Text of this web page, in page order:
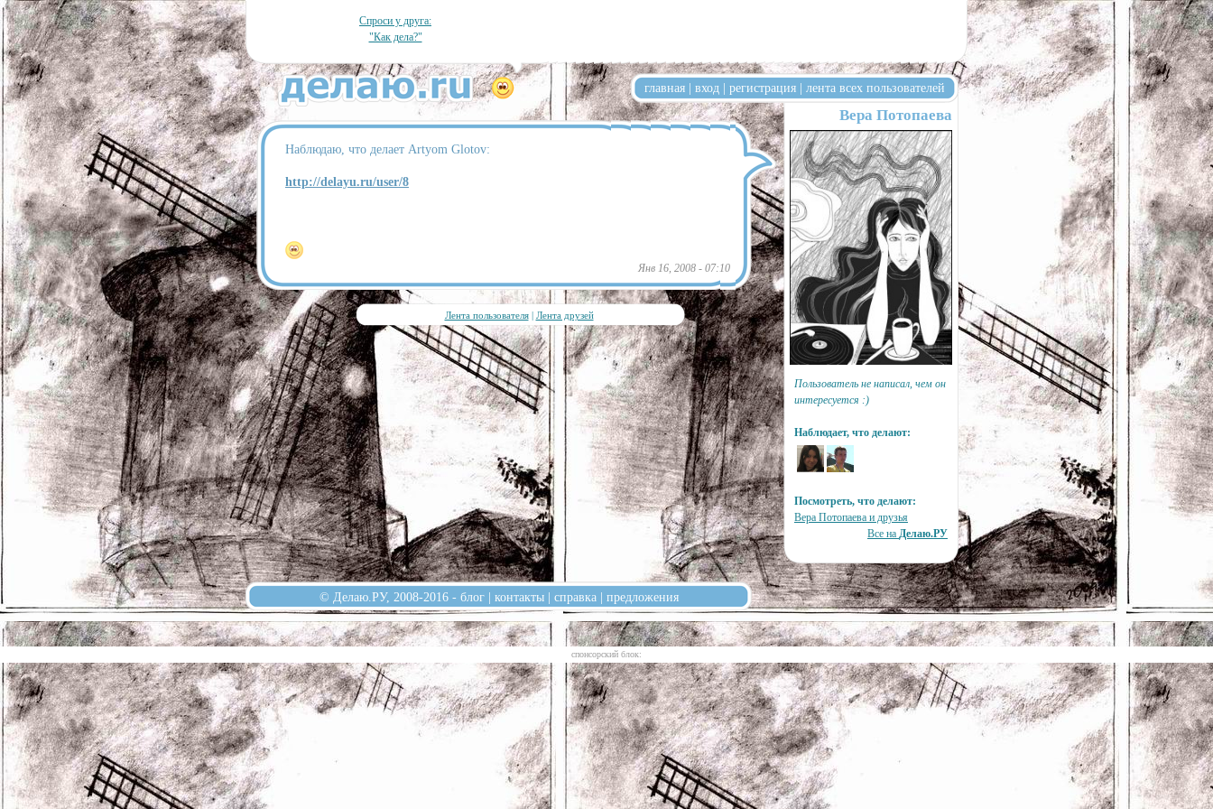
Спроси у друга:
"Как дела?"
главная | вход | регистрация | лента всех пользователей
Наблюдаю, что делает Artyom Glotov:
http://delayu.ru/user/8
Янв 16, 2008 - 07:10
Лента пользователя| Лента друзей
Вера Потопаева
Пользователь не написал, чем он
интересуется :)
Наблюдает, что делают:
Посмотреть, что делают:
Вера Потопаева и друзья
Все на Делаю.РУ
© Делаю.РУ, 2008-2016 - блог | контакты | справка | предложения
cпонсорский блок: